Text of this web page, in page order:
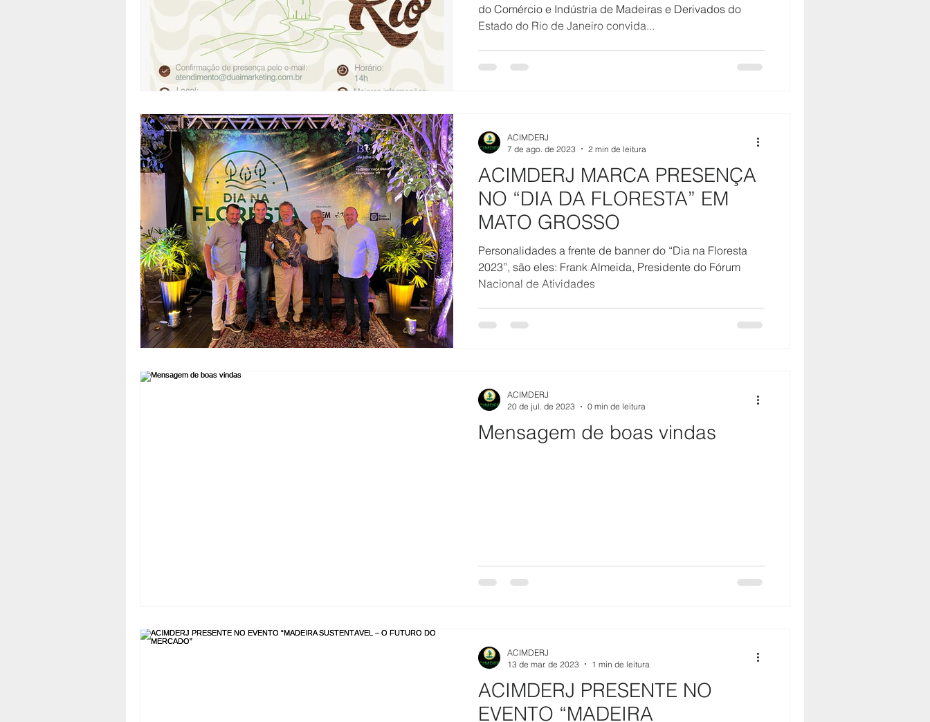
do Comércio e Indústria de Madeiras e Derivados do
Estado do Rio de Janeiro convida...
ACIMDERJ MARCA PRESENÇA
NO “DIA DA FLORESTA” EM
MATO GROSSO
Personalidades a frente de banner do “Dia na Floresta
2023”, são eles: Frank Almeida, Presidente do Fórum
Nacional de Atividades
ACIMDERJ
7 de ago. de 2023
2 min de leitura
Mensagem de boas vindas
ACIMDERJ
20 de jul. de 2023
0 min de leitura
ACIMDERJ PRESENTE NO
EVENTO “MADEIRA
ACIMDERJ
13 de mar. de 2023
1 min de leitura